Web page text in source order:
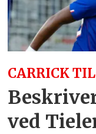
CARRICK
ved